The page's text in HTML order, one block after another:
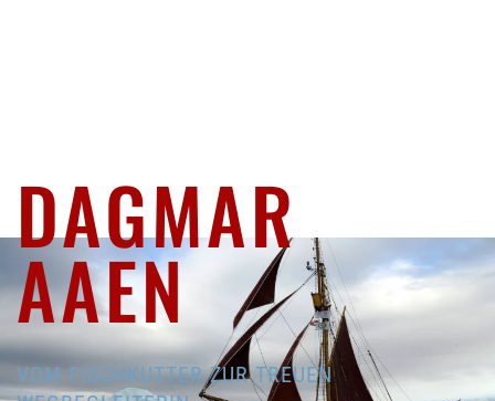
DAGMAR
AAEN
VOM FISCHKUTTER ZUR TREUEN